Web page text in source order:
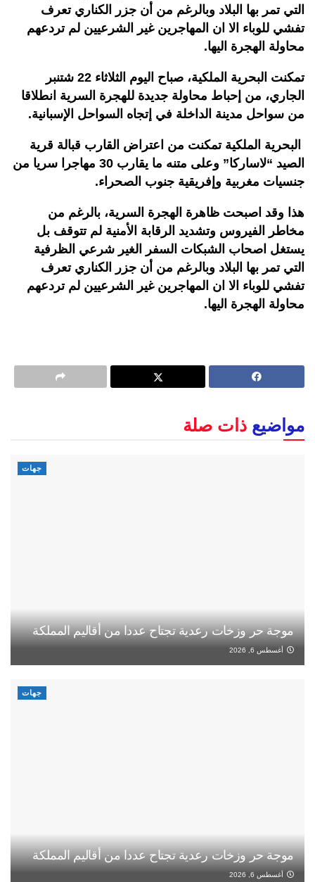
التي تمر بها البلاد وبالرغم من أن جزر الكناري تعرف
تفشي للوباء الا ان المهاجرين غير الشرعيين لم تردعهم
محاولة الهجرة اليها.
تمكنت البحرية الملكية، صباح اليوم الثلاثاء 22 شتنبر
الجاري، من إحباط محاولة جديدة للهجرة السرية انطلاقا
من سواحل مدينة الداخلة في إتجاه السواحل الإسبانية.
البحرية الملكية تمكنت من اعتراض القارب قبالة قرية
الصيد “لاساركا” وعلى متنه ما يقارب 30 مهاجرا سريا من
جنسيات مغربية وإفريقية جنوب الصحراء.
هذا وقد اصبحت ظاهرة الهجرة السرية، بالرغم من
مخاطر الفيروس وتشديد الرقابة الأمنية لم تتوقف بل
يستغل اصحاب الشبكات السفر الغير شرعي الظرفية
التي تمر بها البلاد وبالرغم من أن جزر الكناري تعرف
تفشي للوباء الا ان المهاجرين غير الشرعيين لم تردعهم
محاولة الهجرة اليها.
مواضيع ذات صلة
جهات
موجة حر وزخات رعدية تجتاح عددا من أقاليم المملكة
أغسطس 6, 2026
جهات
موجة حر وزخات رعدية تجتاح عددا من أقاليم المملكة
أغسطس 6, 2026